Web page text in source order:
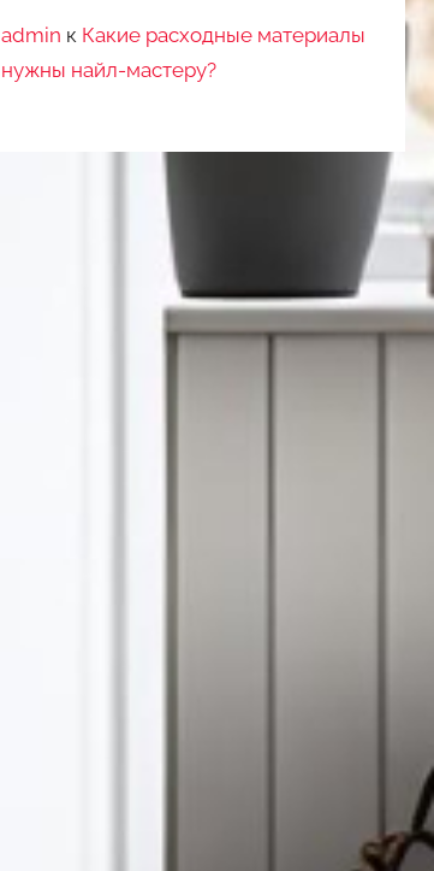
admin к Какие расходные материалы
нужны найл-мастеру?